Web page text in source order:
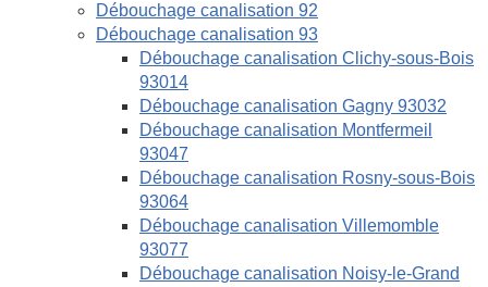
Débouchage canalisation 92
Débouchage canalisation 93
Débouchage canalisation Clichy-sous-Bois
93014
Débouchage canalisation Gagny 93032
Débouchage canalisation Montfermeil
93047
Débouchage canalisation Rosny-sous-Bois
93064
Débouchage canalisation Villemomble
93077
Débouchage canalisation Noisy-le-Grand